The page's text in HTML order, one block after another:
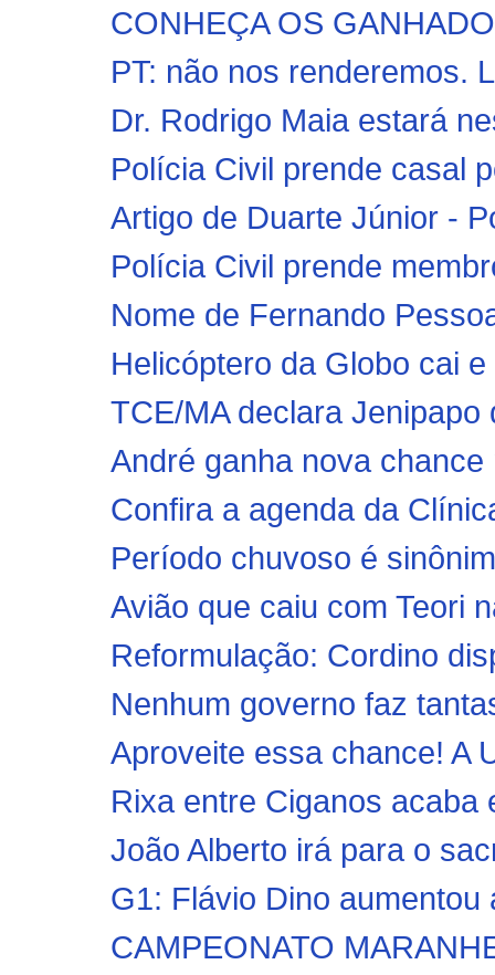
CONHEÇA OS
PT: não nos renderemos.
Dr. Rodrigo Maia estará
Polícia Civil prende casal
Artigo de Duarte Júnior -
Polícia Civil prende
Nome de Fernando
Helicóptero da Globo cai
TCE/MA declara
André ganha nova chance
Confira a agenda da
Período chuvoso é
Avião que caiu com Teori
Reformulação: Cordino
Nenhum governo faz
Aproveite essa chance! A
Rixa entre Ciganos acaba
João Alberto irá para o
G1: Flávio Dino
CAMPEONATO